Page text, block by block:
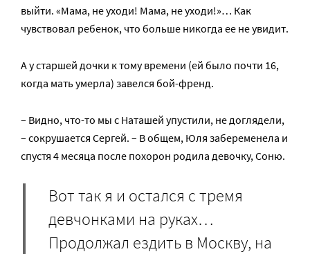
выйти. «Мама, не уходи! Мама, не уходи!»… Как
чувствовал ребенок, что больше никогда ее не увидит.
А у старшей дочки к тому времени (ей было почти 16,
когда мать умерла) завелся бой-френд.
– Видно, что-то мы с Наташей упустили, не доглядели,
– сокрушается Сергей. – В общем, Юля забеременела и
спустя 4 месяца после похорон родила девочку, Соню.
Вот так я и остался с тремя
девчонками на руках…
Продолжал ездить в Москву, на